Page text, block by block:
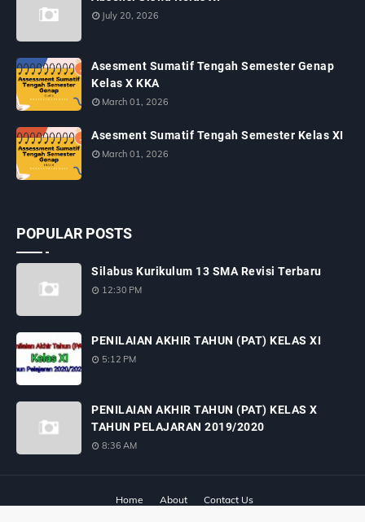
July 20, 2026
Asesment Sumatif Tengah Semester Genap
Kelas X KKA
March 01, 2026
Asesment Sumatif Tengah Semester Kelas XI
March 01, 2026
POPULAR POSTS
Silabus Kurikulum 13 SMA Revisi Terbaru
12:30 PM
PENILAIAN AKHIR TAHUN (PAT) KELAS XI
5:12 PM
PENILAIAN AKHIR TAHUN (PAT) KELAS X
TAHUN PELAJARAN 2019/2020
8:36 AM
Home About
Contact Us